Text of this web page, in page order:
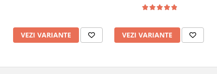
VEZI VARIANTE VEZI VARIANTE